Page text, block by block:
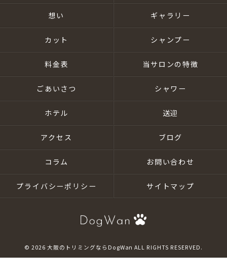
想い ギャラリー
カット シャンプー
料金表 当サロンの特徴
ごあいさつ シャワー
ホテル 送迎
アクセス ブログ
コラム お問い合わせ
プライバシーポリシー サイトマップ
© 2026 大阪のトリミングならDogWan ALL RIGHTS RESERVED.